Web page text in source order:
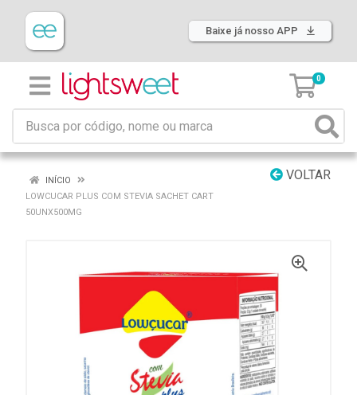
Baixe já nosso APP
0
VOLTAR
INÍCIO
LOWCUCAR PLUS COM STEVIA SACHET CART
50UNX500MG